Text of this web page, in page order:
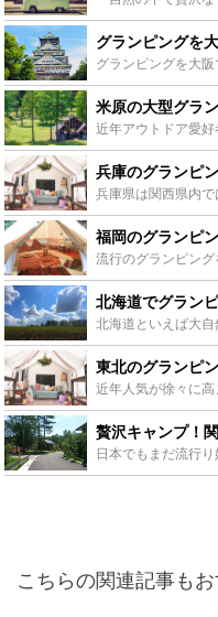
こちらの関連記事も